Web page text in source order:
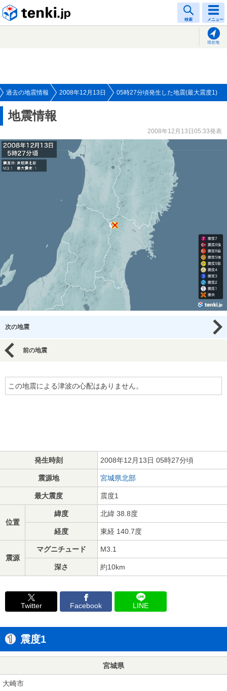
検索 メニュー
現在地
過去の地震情報 2008年12月13日 05時27分頃発生した地震(最大震度1)
地震情報
2008年12月13日05:33発表
次の地震
前の地震
この地震による津波の心配はありません。
発生時刻 2008年12月13日 05時27分頃
震源地 宮城県北部
最大震度 震度1
位置
緯度 北緯 38.8度
経度 東経 140.7度
震源
マグニチュード M3.1
深さ 約10km
Twitter Facebook LINE
震度1
宮城県
大崎市